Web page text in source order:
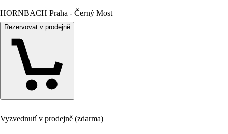
HORNBACH Praha - Černý Most
Rezervovat v prodejně
Vyzvednutí v prodejně (zdarma)